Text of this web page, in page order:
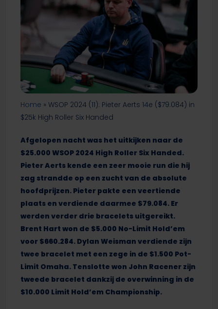
Home » WSOP 2024 (11): Pieter Aerts 14e ($79.084) in
$25k High Roller Six Handed
Afgelopen nacht was het uitkijken naar de
$25.000 WSOP 2024 High Roller Six Handed.
Pieter Aerts kende een zeer mooie run die hij
zag strandde op een zucht van de absolute
hoofdprijzen. Pieter pakte een veertiende
plaats en verdiende daarmee $79.084. Er
werden verder drie bracelets uitgereikt.
Brent Hart won de $5.000 No-Limit Hold’em
voor $660.284. Dylan Weisman verdiende zijn
twee bracelet met een zege in de $1.500 Pot-
Limit Omaha. Tenslotte won John Racener zijn
tweede bracelet dankzij de overwinning in de
$10.000 Limit Hold’em Championship.